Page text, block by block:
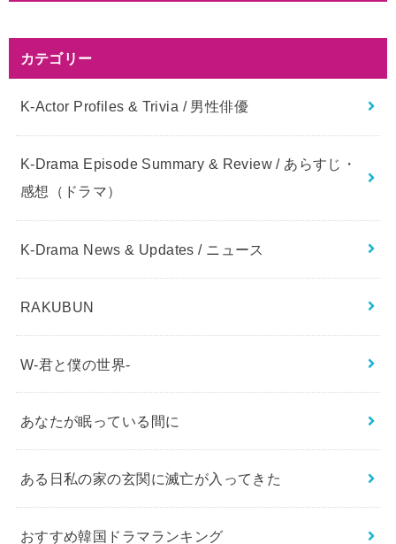
カテゴリー
K-Actor Profiles & Trivia / 男性俳優
K-Drama Episode Summary & Review / あらすじ・
感想（ドラマ）
K-Drama News & Updates / ニュース
RAKUBUN
W-君と僕の世界-
あなたが眠っている間に
ある日私の家の玄関に滅亡が入ってきた
おすすめ韓国ドラマランキング